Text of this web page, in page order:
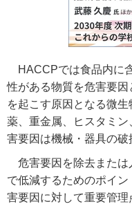
HACCPでは食品内に
性がある物質を危害要
を起こす原因となる微
薬、重金属、ヒスタミ
害要因は機械・器具の破
危害要因を除去または
で低減するためのポイン
害要因に対して重要管